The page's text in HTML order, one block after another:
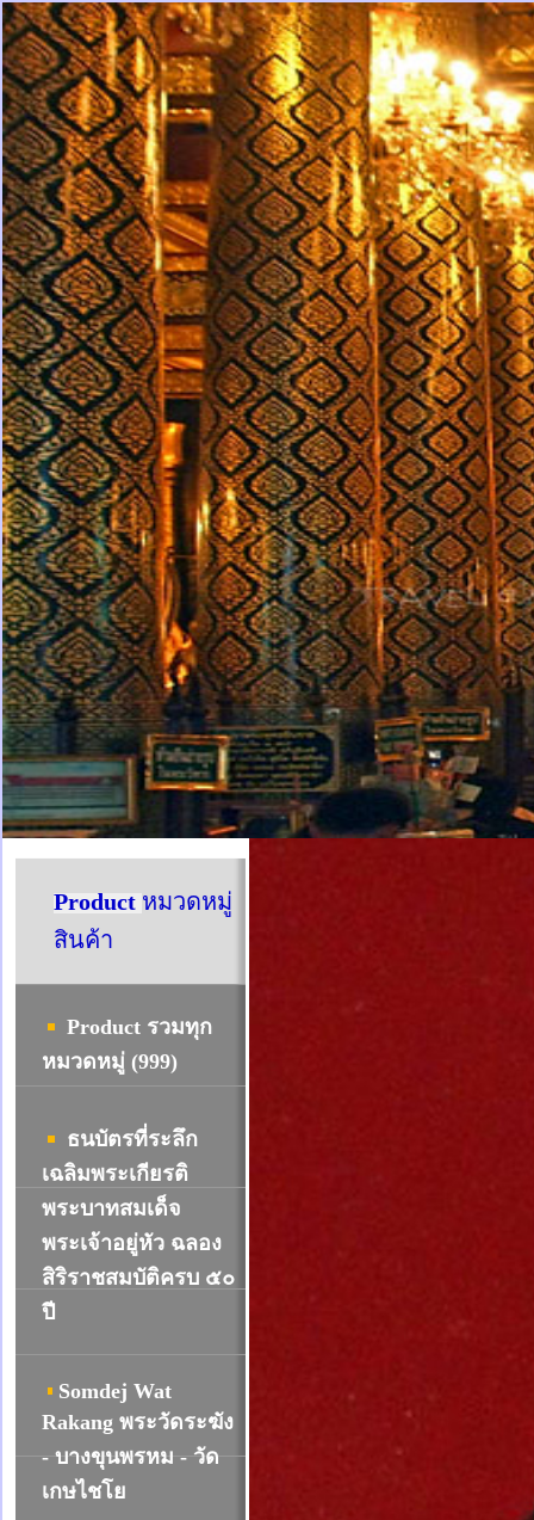
Product หมวดหมู่
สินค้า
Product รวมทุก
หมวดหมู่ (999)
ธนบัตรที่ระลึก
เฉลิมพระเกียรติ
พระบาทสมเด็จ
พระเจ้าอยู่หัว ฉลอง
สิริราชสมบัติครบ ๕๐
ปี
Somdej Wat
Rakang พระวัดระฆัง
- บางขุนพรหม - วัด
เกษไชโย